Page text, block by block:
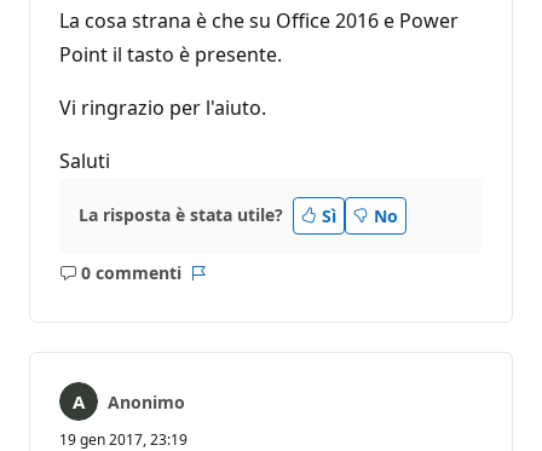
La cosa strana è che su Office 2016 e Power
Point il tasto è presente.
Vi ringrazio per l'aiuto.
Saluti
La risposta è stata utile? Sì No
0 commenti
Nessun
Anonimo
19 gen 2017, 23:19